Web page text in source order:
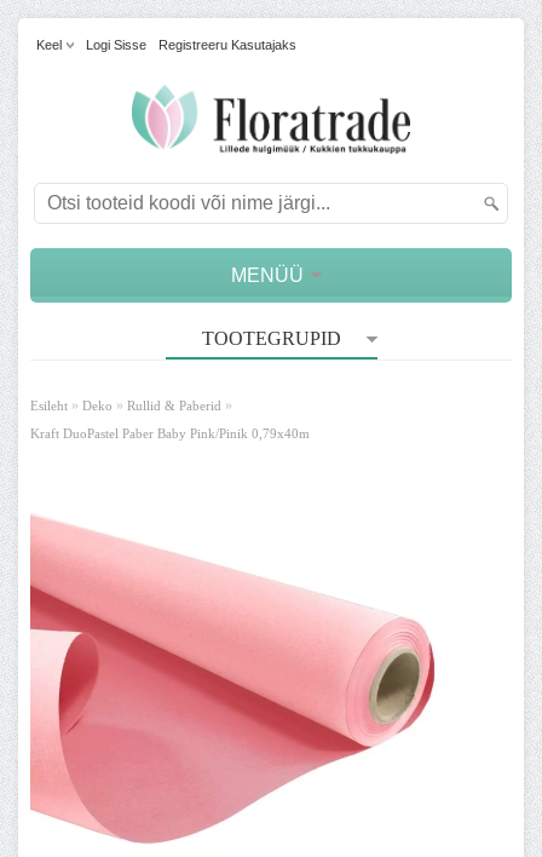
Keel Logi Sisse Registreeru Kasutajaks
MENÜÜ
TOOTEGRUPID
Esileht » Deko » Rullid & Paberid »
Kraft DuoPastel Paber Baby Pink/Pinik 0,79x40m